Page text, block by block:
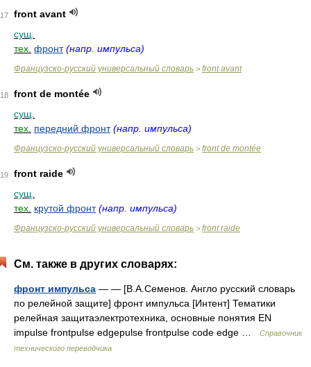
17
front avant
сущ.
тех. фронт (напр. импульса)
Французско-русский универсальный словарь > front avant
18
front de montée
сущ.
тех. передний фронт (напр. импульса)
Французско-русский универсальный словарь > front de montée
19
front raide
сущ.
тех. крутой фронт (напр. импульса)
Французско-русский универсальный словарь > front raide
См. также в других словарях:
фронт импульса — — [В.А.Семенов. Англо русский словарь
по релейной защите] фронт импульса [Интент] Тематики
релейная защитаэлектротехника, основные понятия EN
impulse frontpulse edgepulse frontpulse code edge …
Справочник
технического переводчика